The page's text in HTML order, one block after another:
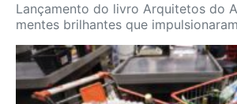
Lançamento do livro Arquitetos do
mentes brilhantes que